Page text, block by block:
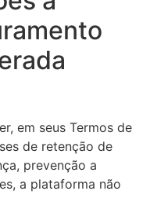
em seus Termos de
de retenção de
prevenção a
a plataforma não